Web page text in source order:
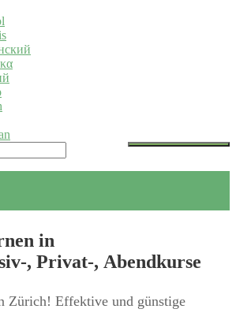
in
, Privat-, Abendkurse
Zürich! Effektive und günstige